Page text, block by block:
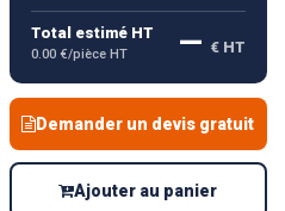
Total estimé HT
0.00 €/pièce HT — € HT
Demander un devis gratuit
Ajouter au panier